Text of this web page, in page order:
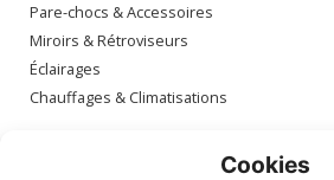
Cookies
Pare-chocs & Accessoires
Miroirs & Rétroviseurs
Éclairages
Chauffages & Climatisations